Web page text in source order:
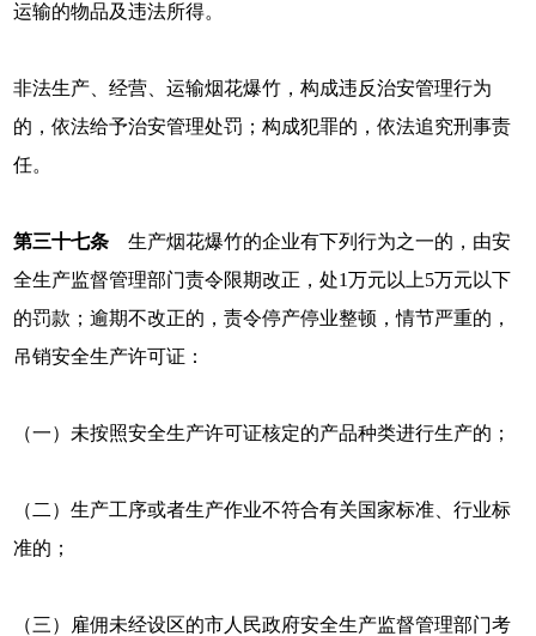
运输的物品及违法所得。
非法生产、经营、运输烟花爆竹，构成违反治安管理行为
的，依法给予治安管理处罚；构成犯罪的，依法追究刑事责
任。
第三十七条 生产烟花爆竹的企业有下列行为之一的，由安
全生产监督管理部门责令限期改正，处1万元以上5万元以下
的罚款；逾期不改正的，责令停产停业整顿，情节严重的，
吊销安全生产许可证：
（一）未按照安全生产许可证核定的产品种类进行生产的；
（二）生产工序或者生产作业不符合有关国家标准、行业标
准的；
（三）雇佣未经设区的市人民政府安全生产监督管理部门考